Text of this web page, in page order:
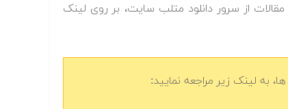
از سرور دانلود متلب سایت، بر روی لینک
به لینک زیر مراجعه نمایید: